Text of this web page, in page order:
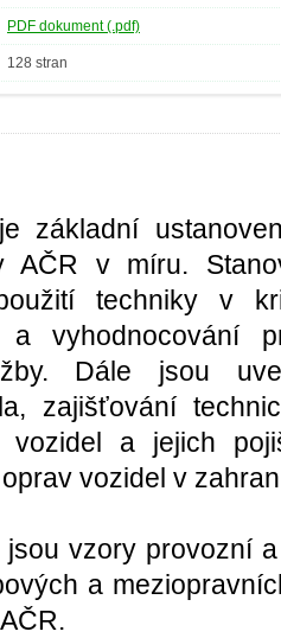
PDF dokument (.pdf)
128 stran
základní
AČR v míru.
techniky v
a vyhodnocování
Dále jsou
zajišťování
vozidel a jejich
vozidel v
vzory provozní
a